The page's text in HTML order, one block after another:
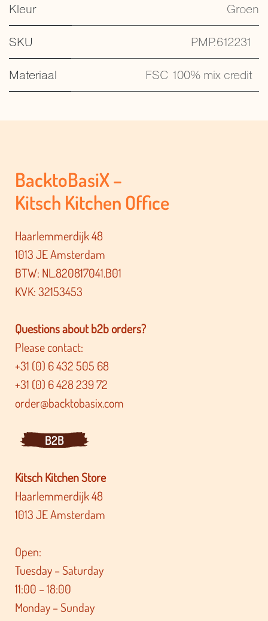
Kleur Groen
SKU PMP.612231
Materiaal FSC 100% mix credit
BacktoBasiX –
Kitsch Kitchen Office
Haarlemmerdijk 48
1013 JE Amsterdam
BTW: NL.820817041.B01
KVK: 32153453
Questions about b2b orders?
Please contact:
+31 (0) 6 432 505 68
+31 (0) 6 428 239 72
order@backtobasix.com
B2B
Kitsch Kitchen Store
Haarlemmerdijk 48
1013 JE Amsterdam
Open:
Tuesday – Saturday
11:00 – 18:00
Monday – Sunday